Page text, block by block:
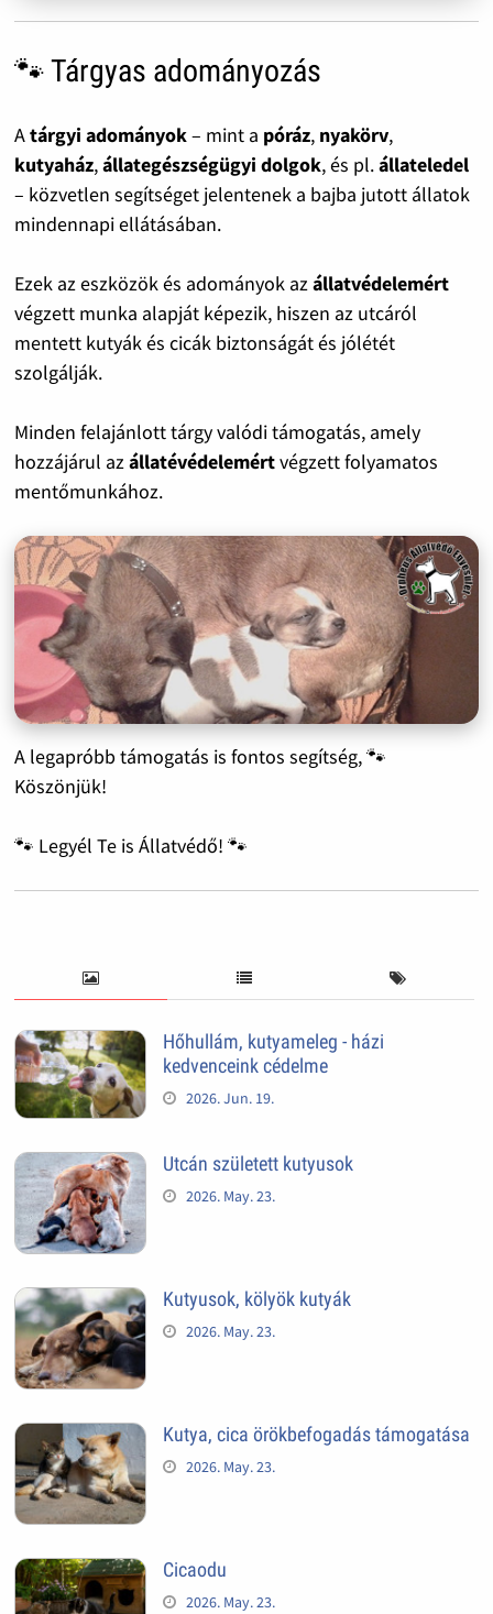
🐾 Tárgyas adományozás
Atárgyi adományok– mint a póráz, nyakörv,
kutyaház,állategészségügyi dolgok, és pl.állateledel
– közvetlen segítséget jelentenek a bajba jutott állatok
mindennapi ellátásában.
Ezek az eszközök és adományok azállatvédelemért
végzett munka alapját képezik, hiszen az utcáról
mentett kutyák és cicák biztonságát és jólétét
szolgálják.
Minden felajánlott tárgy valódi támogatás, amely
hozzájárul azállatévédelemértvégzett folyamatos
mentőmunkához.
A legapróbb támogatás is fontos segítség, 🐾
Köszönjük!
🐾 Legyél Te is Állatvédő! 🐾
Hőhullám, kutyameleg - házi
kedvenceink cédelme
2026. Jun. 19.
Utcán született kutyusok
2026. May. 23.
Kutyusok, kölyök kutyák
2026. May. 23.
Kutya, cica örökbefogadás támogatása
2026. May. 23.
Cicaodu
2026. May. 23.